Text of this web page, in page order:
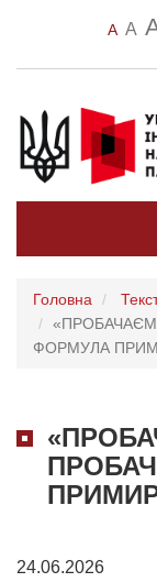
A A
Головна
ФОРМУЛА
24.06.2026